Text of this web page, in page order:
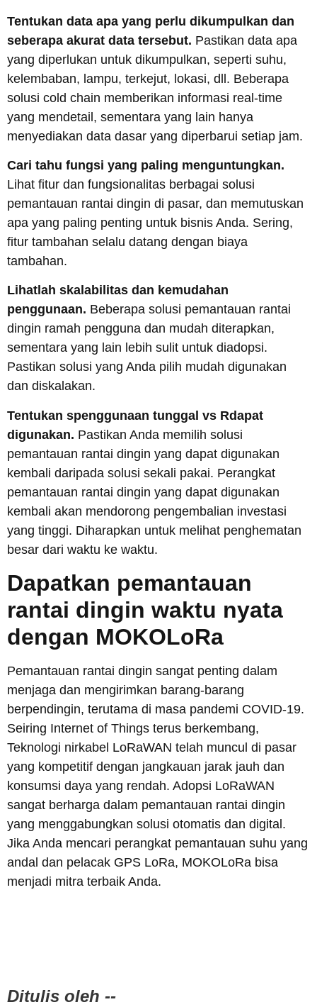
Tentukan data apa yang perlu dikumpulkan dan
seberapa akurat data tersebut. Pastikan data apa
yang diperlukan untuk dikumpulkan, seperti suhu,
kelembaban, lampu, terkejut, lokasi, dll. Beberapa
solusi cold chain memberikan informasi real-time
yang mendetail, sementara yang lain hanya
menyediakan data dasar yang diperbarui setiap jam.
Cari tahu fungsi yang paling menguntungkan.
Lihat fitur dan fungsionalitas berbagai solusi
pemantauan rantai dingin di pasar, dan memutuskan
apa yang paling penting untuk bisnis Anda. Sering,
fitur tambahan selalu datang dengan biaya
tambahan.
Lihatlah skalabilitas dan kemudahan
penggunaan. Beberapa solusi pemantauan rantai
dingin ramah pengguna dan mudah diterapkan,
sementara yang lain lebih sulit untuk diadopsi.
Pastikan solusi yang Anda pilih mudah digunakan
dan diskalakan.
Tentukan spenggunaan tunggal vs Rdapat
digunakan. Pastikan Anda memilih solusi
pemantauan rantai dingin yang dapat digunakan
kembali daripada solusi sekali pakai. Perangkat
pemantauan rantai dingin yang dapat digunakan
kembali akan mendorong pengembalian investasi
yang tinggi. Diharapkan untuk melihat penghematan
besar dari waktu ke waktu.
Dapatkan pemantauan
rantai dingin waktu nyata
dengan MOKOLoRa
Pemantauan rantai dingin sangat penting dalam
menjaga dan mengirimkan barang-barang
berpendingin, terutama di masa pandemi COVID-19.
Seiring Internet of Things terus berkembang,
Teknologi nirkabel LoRaWAN telah muncul di pasar
yang kompetitif dengan jangkauan jarak jauh dan
konsumsi daya yang rendah. Adopsi LoRaWAN
sangat berharga dalam pemantauan rantai dingin
yang menggabungkan solusi otomatis dan digital.
Jika Anda mencari perangkat pemantauan suhu yang
andal dan pelacak GPS LoRa, MOKOLoRa bisa
menjadi mitra terbaik Anda.
Ditulis oleh --